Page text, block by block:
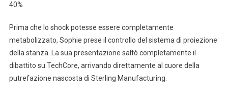
40%
Prima che lo shock potesse essere completamente
metabolizzato, Sophie prese il controllo del sistema di proiezione
della stanza. La sua presentazione saltò completamente il
dibattito su TechCore, arrivando direttamente al cuore della
putrefazione nascosta di Sterling Manufacturing.